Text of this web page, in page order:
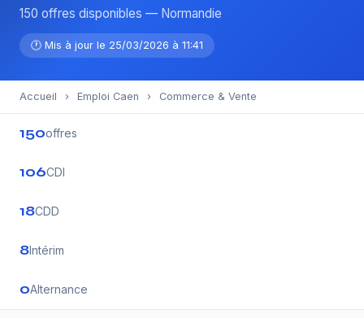
150 offres disponibles — Normandie
🕐 Mis à jour le 25/03/2026 à 11:41
Accueil › Emploi Caen › Commerce & Vente
150offres
106CDI
18CDD
8Intérim
0Alternance